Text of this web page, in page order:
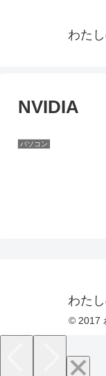
わた
NVIDIA
パソコン
わた
© 2017